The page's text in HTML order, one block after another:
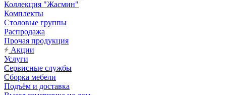
Коллекция "Жасмин"
Комплекты
Столовые группы
Распродажа
Прочая продукция
Акции
Услуги
Сервисные службы
Сборка мебели
Подъём и доставка